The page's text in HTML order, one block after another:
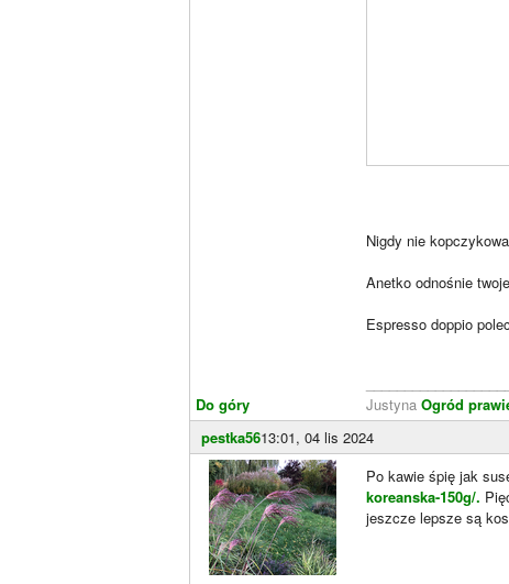
Do góry
Nigdy nie
Anetko odnośnie
Espresso doppio
Justyna Ogród
pestka5613:01, 04 lis 2024
Po kawie śpię jak
koreanska-150g/.
jeszcze lepsze są